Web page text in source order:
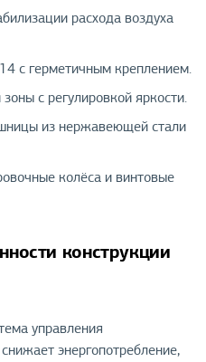
расхода воздуха
с герметичным креплением.
с регулировкой яркости.
из нержавеющей стали
колёса и винтовые
конструкции
управления
энергопотребление,